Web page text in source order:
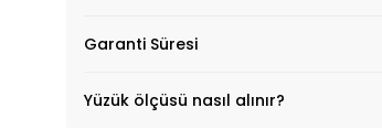
Garanti Süresi
Yüzük ölçüsü nasıl alınır?